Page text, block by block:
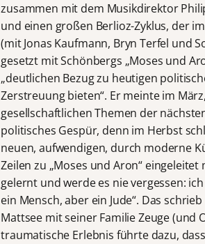
zusammen mit dem Musikdirektor
und einen großen Berlioz-Zyklus, der
(mit Jonas Kaufmann, Bryn Terfel und
gesetzt mit Schönbergs „Moses und
„deutlichen Bezug zu heutigen
Zerstreuung bieten“. Er meinte im
gesellschaftlichen Themen der
politisches Gespür, denn im Herbst
neuen, aufwendigen, durch moderne
Zeilen zu „Moses und Aron“
gelernt und werde es nie vergessen:
ein Mensch, aber ein Jude“. Das
Mattsee mit seiner Familie Zeuge (und
traumatische Erlebnis führte dazu,